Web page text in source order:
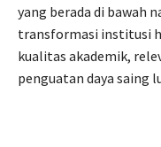
yang berada di bawah
transformasi institusi
kualitas akademik,
penguatan daya saing